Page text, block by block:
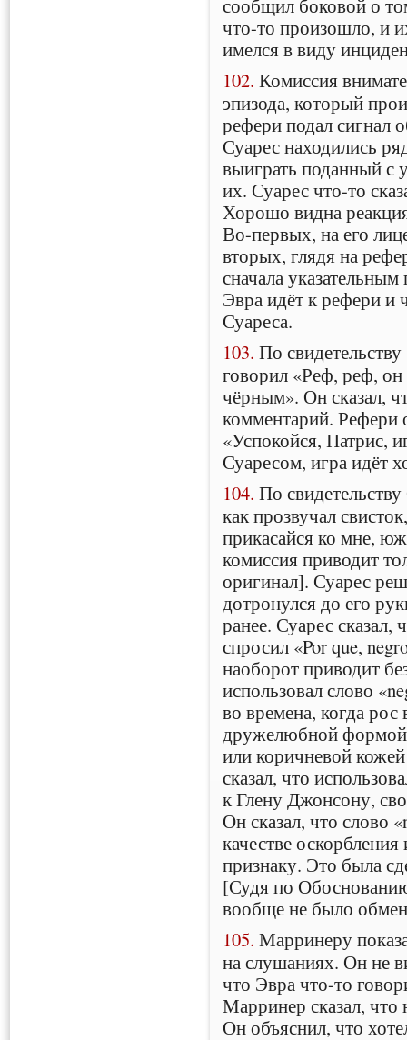
что-то произошло, и
имелся в виду
102. Комиссия
эпизода, который
рефери подал сигнал
Суарес находились
выиграть поданный с
их. Суарес что-то
Хорошо видна
Во-первых, на его
вторых, глядя на
сначала
Эвра идёт к рефери и
Суареса.
103. По
говорил «Реф, реф, он
чёрным». Он сказал,
комментарий. Рефери
«Успокойся, Патрис,
Суаресом, игра идёт
104. По
как прозвучал
прикасайся ко мне,
комиссия приводит
оригинал]. Суарес
дотронулся до его
ранее. Суарес сказал,
спросил «Por que,
наоборот приводит
использовал слово
во времена, когда рос
дружелюбной
или коричневой
сказал, что
к Глену Джонсону,
Он сказал, что слово
качестве
признаку. Это была
[Судя по
вообще не было
105. Марринеру
на слушаниях. Он не
что Эвра что-то
Марринер сказал, что
Он объяснил, что